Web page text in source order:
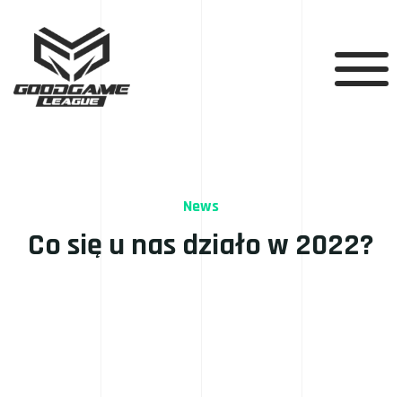
News
Co się u nas działo w 2022?